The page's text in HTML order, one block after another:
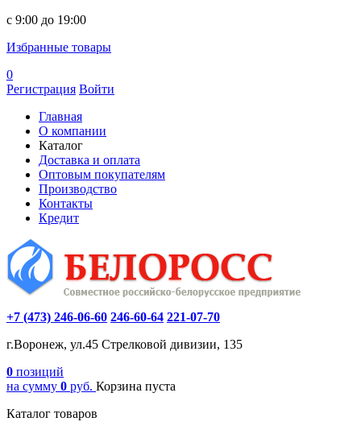
c 9:00 до 19:00
Избранные товары
0
Регистрация Войти
Главная
О компании
Каталог
Доставка и оплата
Оптовым покупателям
Производство
Контакты
Кредит
+7 (473) 246-06-60 246-60-64 221-07-70
г.Воронеж, ул.45 Стрелковой дивизии, 135
0 позиций
на сумму 0 руб. Корзина пуста
Каталог товаров